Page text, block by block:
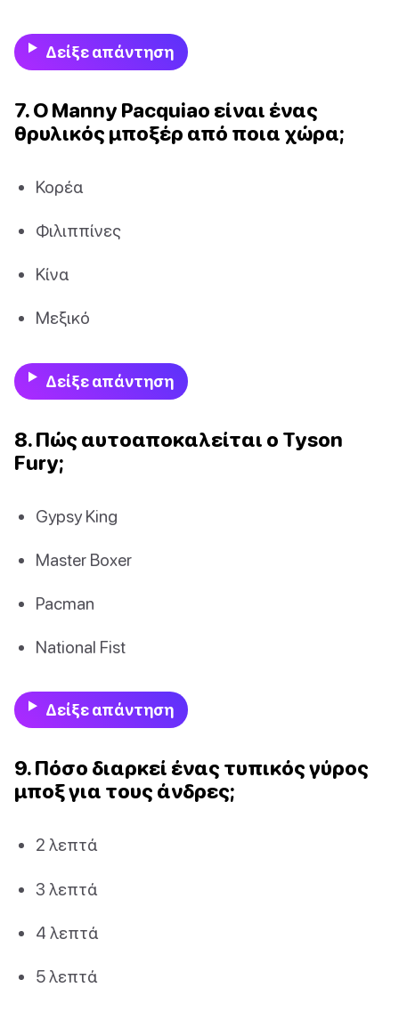
Δείξε απάντηση
7. Ο Manny Pacquiao είναι ένας
θρυλικός μποξέρ από ποια χώρα;
Κορέα
Φιλιππίνες
Κίνα
Μεξικό
Δείξε απάντηση
8. Πώς αυτοαποκαλείται ο Tyson
Fury;
Gypsy King
Master Boxer
Pacman
National Fist
Δείξε απάντηση
9. Πόσο διαρκεί ένας τυπικός γύρος
μποξ για τους άνδρες;
2 λεπτά
3 λεπτά
4 λεπτά
5 λεπτά